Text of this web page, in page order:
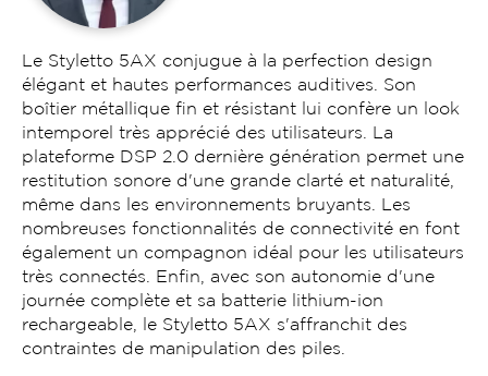
Le Styletto 5AX conjugue à la perfection design
élégant et hautes performances auditives. Son
boîtier métallique fin et résistant lui confère un look
intemporel très apprécié des utilisateurs. La
plateforme DSP 2.0 dernière génération permet une
restitution sonore d'une grande clarté et naturalité,
même dans les environnements bruyants. Les
nombreuses fonctionnalités de connectivité en font
également un compagnon idéal pour les utilisateurs
très connectés. Enfin, avec son autonomie d'une
journée complète et sa batterie lithium-ion
rechargeable, le Styletto 5AX s'affranchit des
contraintes de manipulation des piles.